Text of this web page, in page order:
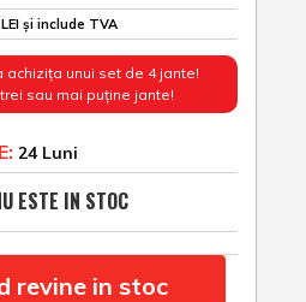
și include TVA
unui set de 4 jante!
sau mai puține jante!
24 Luni
ESTE IN STOC
revine in stoc